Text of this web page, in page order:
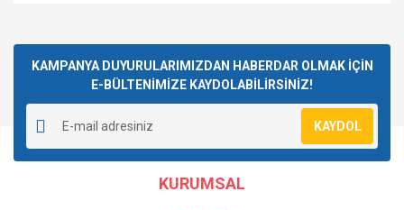
KAMPANYA DUYURULARIMIZDAN HABERDAR OLMAK İÇİN
E-BÜLTENİMİZE KAYDOLABİLİRSİNİZ!
KAYDOL
KURUMSAL